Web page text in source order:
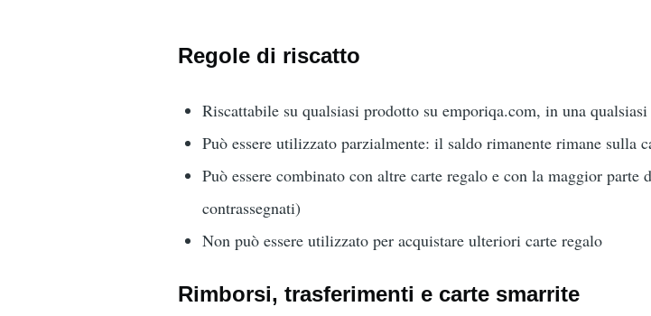
Regole di riscatto
Riscattabile su qualsiasi prodotto su emporiqa.com, in una
Può essere utilizzato parzialmente: il saldo rimanente rimane sulla
Può essere combinato con altre carte regalo e con la maggior
contrassegnati)
Non può essere utilizzato per acquistare ulteriori carte regalo
Rimborsi, trasferimenti e carte smarrite